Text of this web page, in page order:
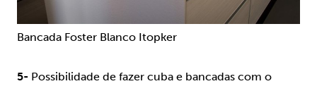
Bancada Foster Blanco Itopker
5- Possibilidade de fazer cuba e bancadas com o